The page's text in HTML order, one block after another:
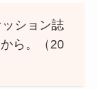
ション誌
ら。（20